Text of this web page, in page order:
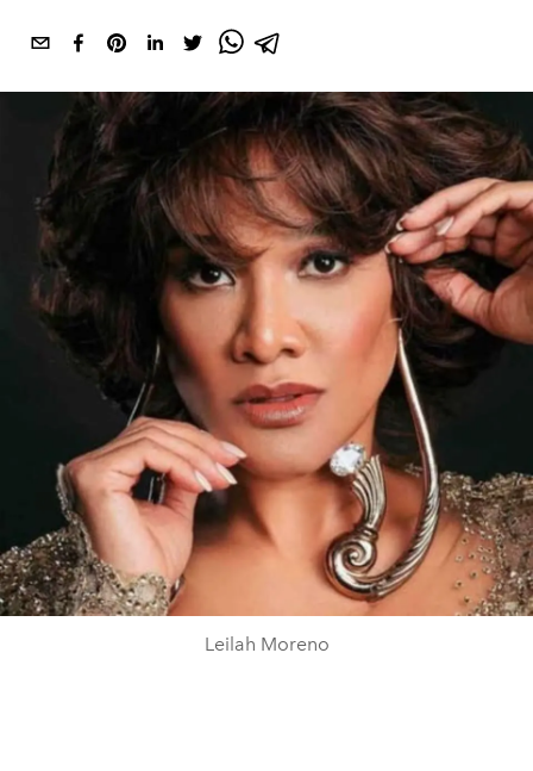
Leilah Moreno